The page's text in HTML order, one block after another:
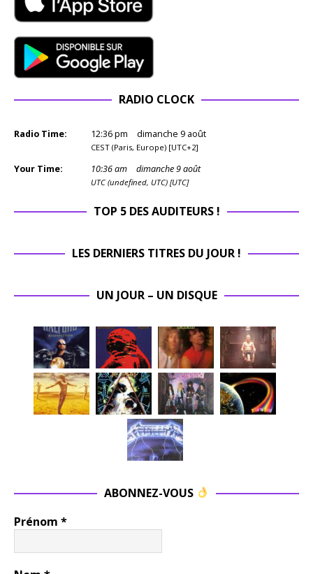
RADIO CLOCK
Radio Time: 12:36pm dimanche 9 août
CEST (Paris, Europe) [UTC+2]
Your Time: 10:36am dimanche 9 août
UTC (undefined, UTC) [UTC]
TOP 5 DES AUDITEURS !
LES DERNIERS TITRES DU JOUR !
UN JOUR – UN DISQUE
ABONNEZ-VOUS
Prénom *